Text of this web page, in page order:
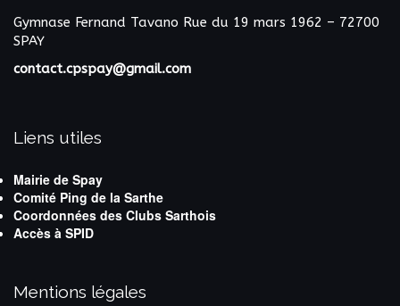
Gymnase Fernand Tavano Rue du 19 mars 1962 – 72700
SPAY
contact.cpspay@gmail.com
Liens utiles
Mairie de Spay
Comité Ping de la Sarthe
Coordonnées des Clubs Sarthois
Accès à SPID
Mentions légales